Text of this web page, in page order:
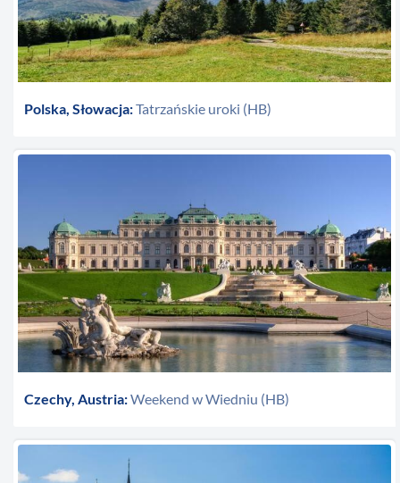
Polska, Słowacja:Tatrzańskie uroki (HB)
Czechy, Austria:Weekend w Wiedniu (HB)